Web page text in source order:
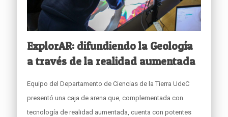
ExplorAR: difundiendo la Geología
a través de la realidad aumentada
Equipo del Departamento de Ciencias de la Tierra UdeC
presentó una caja de arena que, complementada con
tecnología de realidad aumentada, cuenta con potentes